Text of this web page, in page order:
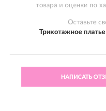
товара и оценки по
Оставьте
Трикотажное
НАПИСАТЬ